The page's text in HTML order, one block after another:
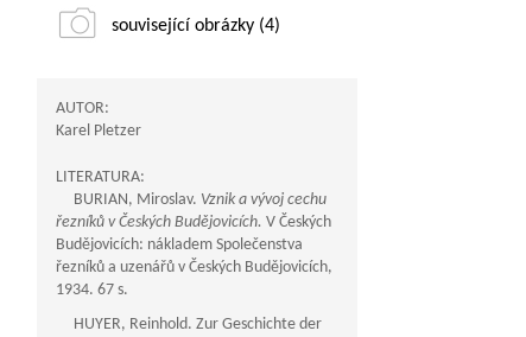
související obrázky (4)
AUTOR:
Karel Pletzer
LITERATURA:
BURIAN, Miroslav. Vznik a vývoj cechu
řezníků v Českých Budějovicích. V Českých
Budějovicích: nákladem Společenstva
řezníků a uzenářů v Českých Budějovicích,
1934. 67 s.
HUYER, Reinhold. Zur Geschichte der